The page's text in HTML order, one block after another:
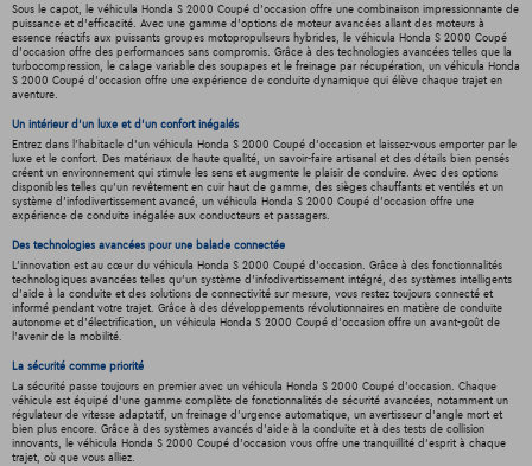
Sous le capot, le véhicula Honda S 2000 Coupé d'occasion offre une combinaison impressionnante de
puissance et d'efficacité. Avec une gamme d'options de moteur avancées allant des moteurs à
essence réactifs aux puissants groupes motopropulseurs hybrides, le véhicula Honda S 2000 Coupé
d'occasion offre des performances sans compromis. Grâce à des technologies avancées telles que la
turbocompression, le calage variable des soupapes et le freinage par récupération, un véhicula Honda
S 2000 Coupé d'occasion offre une expérience de conduite dynamique qui élève chaque trajet en
aventure.
Un intérieur d’un luxe et d’un confort inégalés
Entrez dans l'habitacle d'un véhicula Honda S 2000 Coupé d'occasion et laissez-vous emporter par le
luxe et le confort. Des matériaux de haute qualité, un savoir-faire artisanal et des détails bien pensés
créent un environnement qui stimule les sens et augmente le plaisir de conduire. Avec des options
disponibles telles qu'un revêtement en cuir haut de gamme, des sièges chauffants et ventilés et un
système d'infodivertissement avancé, un véhicula Honda S 2000 Coupé d'occasion offre une
expérience de conduite inégalée aux conducteurs et passagers.
Des technologies avancées pour une balade connectée
L'innovation est au cœur du véhicula Honda S 2000 Coupé d'occasion. Grâce à des fonctionnalités
technologiques avancées telles qu'un système d'infodivertissement intégré, des systèmes intelligents
d'aide à la conduite et des solutions de connectivité sur mesure, vous restez toujours connecté et
informé pendant votre trajet. Grâce à des développements révolutionnaires en matière de conduite
autonome et d'électrification, un véhicula Honda S 2000 Coupé d'occasion offre un avant-goût de
l'avenir de la mobilité.
La sécurité comme priorité
La sécurité passe toujours en premier avec un véhicula Honda S 2000 Coupé d'occasion. Chaque
véhicule est équipé d'une gamme complète de fonctionnalités de sécurité avancées, notamment un
régulateur de vitesse adaptatif, un freinage d'urgence automatique, un avertisseur d'angle mort et
bien plus encore. Grâce à des systèmes avancés d'aide à la conduite et à des tests de collision
innovants, le véhicula Honda S 2000 Coupé d'occasion vous offre une tranquillité d'esprit à chaque
trajet, où que vous alliez.